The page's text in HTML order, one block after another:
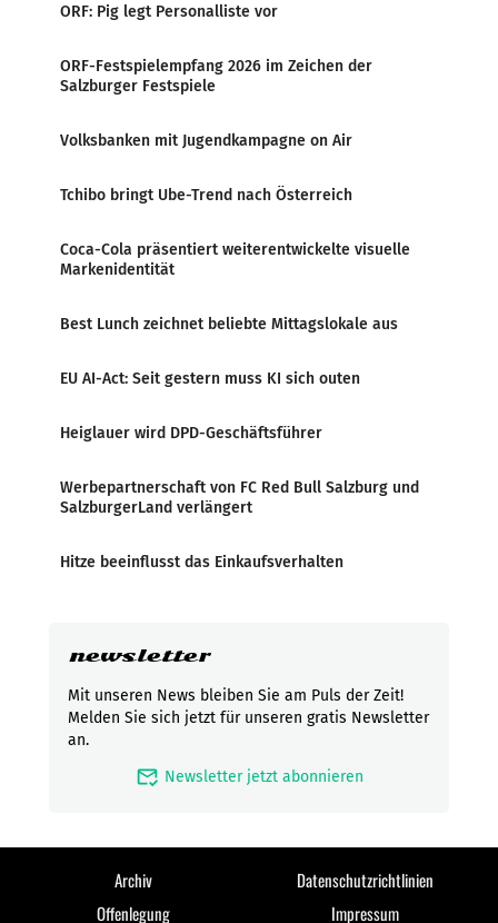
ORF: Pig legt Personalliste vor
ORF-Festspielempfang 2026 im Zeichen der
Salzburger Festspiele
Volksbanken mit Jugendkampagne on Air
Tchibo bringt Ube-Trend nach Österreich
Coca-Cola präsentiert weiterentwickelte visuelle
Markenidentität
Best Lunch zeichnet beliebte Mittagslokale aus
EU AI-Act: Seit gestern muss KI sich outen
Heiglauer wird DPD-Geschäftsführer
Werbepartnerschaft von FC Red Bull Salzburg und
SalzburgerLand verlängert
Hitze beeinflusst das Einkaufsverhalten
newsletter
Mit unseren News bleiben Sie am Puls der Zeit!
Melden Sie sich jetzt für unseren gratis Newsletter
an.
mark_email_read Newsletter jetzt abonnieren
Archiv
Datenschutzrichtlinien
Offenlegung
Impressum